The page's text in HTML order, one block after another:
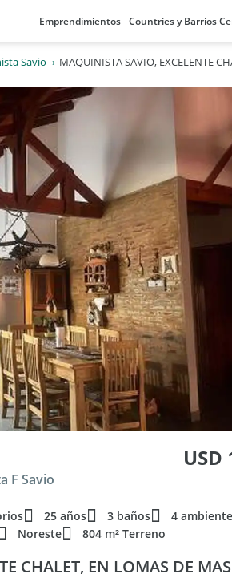
Emprendimientos Countries y Barrios
Savio
USD
F Savio
25 años 3 baños
4
Noreste 804 m² Terreno
CHALET, EN LOMAS DE